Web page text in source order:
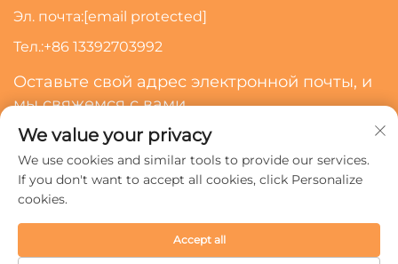
Эл. почта:[email protected]
Тел.:+86 13392703992
Оставьте свой адрес электронной почты, и
мы свяжемся с вами
конфиденциальности
We value your privacy
We use cookies and similar tools to provide our services.
If you don't want to accept all cookies, click Personalize
cookies.
Accept all